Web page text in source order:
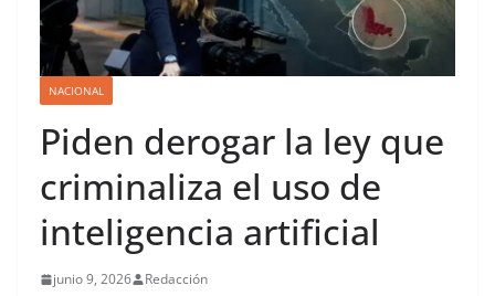
NACIONAL
Piden derogar la ley que
criminaliza el uso de
inteligencia artificial
junio 9, 2026 Redacción